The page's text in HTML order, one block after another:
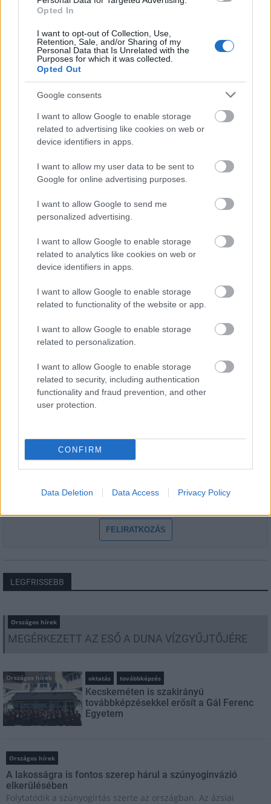
Opted In
I want to opt-out of Collection, Use,
Retention, Sale, and/or Sharing of my
Personal Data that Is Unrelated with the
Purposes for which it was collected.
Opted Out
Google consents
I want to allow Google to enable storage
related to advertising like cookies on web or
device identifiers in apps.
I want to allow my user data to be sent to
Google for online advertising purposes.
I want to allow Google to send me
personalized advertising.
I want to allow Google to enable storage
related to analytics like cookies on web or
device identifiers in apps.
I want to allow Google to enable storage
related to functionality of the website or app.
I want to allow Google to enable storage
related to personalization.
I want to allow Google to enable storage
related to security, including authentication
functionality and fraud prevention, and other
user protection.
CONFIRM
Data Deletion Data Access Privacy Policy
A Bonyhádi Közös Önkormányzati Hivatal a GINOP-3.3.1-16-
2016-00001 625 azonosítószámú „Digitális Jólét Program Pontok
fejlesztése” elnevezésű pályázati program keretében
informatikai eszközöket nyert Digitális Program Pont - közösségi
internethozzáférési pont működtetése céljából.
Ismét Vállalkozz digitálisan! - Információs Nap, ezúttal
2016.11.17
A programsorozat célja, hogy olyan szemléletformáló
tevékenységet végezzen, amelynek eredményeként a kkv-k
megszabadulnak az informatikai eszközökkel szembeni
fenntartásaiktól, meggyőződhetnek arról, hogy a vállalkozás
életében a korszerű eszközök bevezetése a gazdaságosabb
működést szolgálja, és ezáltal ledolgozzák a digitalizáció
területén lévő hátrányukat, fokozzák versenyképességüket.
Továbbá segítséget kapjanak ahhoz, hogy milyen pályázati
források bevonásával tudnak elindulni a fejlődés irányába.
HÍRLEVÉL
Feliratkozom a hírlevélre és elfogadom azadatvédelmi
FELIRATKOZÁS
LEGFRISSEBB
Országos hírek
MEGÉRKEZETT AZ ESŐ A DUNA VÍZGYŰJTŐJÉRE
Országos hírek oktatás továbbképzés
Kecskeméten is szakirányú
továbbképzésekkel erősít a Gál Ferenc
Egyetem
Országos hírek
A lakosságra is fontos szerep hárul a szúnyoginvázió
elkerülésében
Folytatódik a szúnyogírtás szerte az országban. Az ázsiai